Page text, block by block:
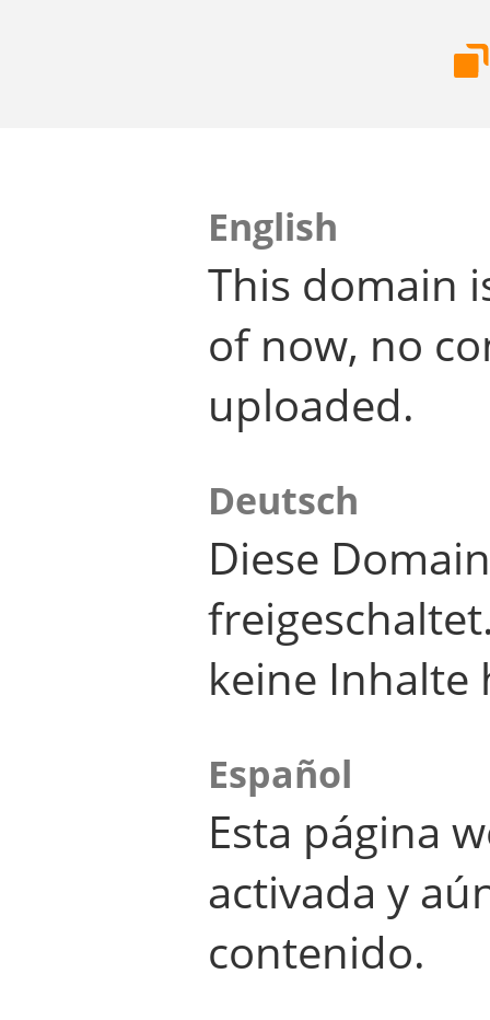
English
This domain
of now, no
uploaded.
Deutsch
Diese
keine Inhalte
Español
Esta página
activada y
contenido.